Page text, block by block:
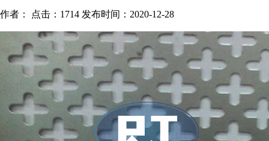
作者： 点击：1714 发布时间：2020-12-28